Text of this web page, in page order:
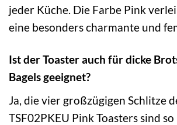
jeder Küche. Die Farbe Pink
eine besonders charmante und
Ist der Toaster auch für dicke
Bagels geeignet?
Ja, die vier großzügigen Schlitze
TSF02PKEU Pink Toasters sind